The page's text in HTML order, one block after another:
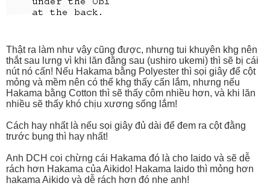
Thật ra làm như vậy cũng được, nhưng tui khuyên khg nên
thắt sau lưng vì khi lăn đằng sau (ushiro ukemi) thì sẽ bị cái
nút nó cấn! Nếu Hakama bằng Polyester thì sọi giây để cột
mỏng và mềm nên có thể khg thấy cấn lắm, nhưng nếu
Hakama bằng Cotton thì sẽ thấy côm nhiều hơn, và khi lăn
nhiều sẽ thấy khó chịu xương sống lắm!
Cách hay nhất là nếu sọi giây đủ dài để đem ra cột đằng
trước bụng thì hay nhất!
Anh DCH coi chừng cái Hakama đó là cho Iaido và sẽ dễ
rách hơn Hakama của Aikido! Hakama Iaido thì mỏng hơn
hakama Aikido và dễ rách hơn đó nhe anh!